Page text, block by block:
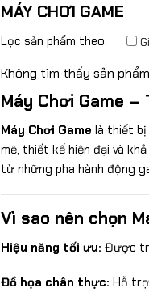
MÁY CHƠI GAME
Lọc sản phẩm theo:
Không tìm thấy sản
Máy Chơi Game
Máy Chơi Game là thiết bị
mẽ, thiết kế hiện đại và
từ những pha hành động
Vì sao nên chọn
Hiệu năng tối ưu: Được
Đồ họa chân thực: Hỗ trợ